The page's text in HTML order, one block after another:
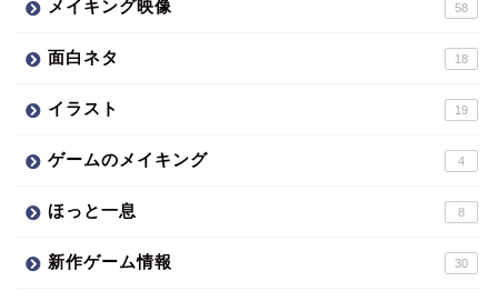
メイキング映像 58
面白ネタ 18
イラスト 19
ゲームのメイキング 4
ほっと一息 8
新作ゲーム情報 30